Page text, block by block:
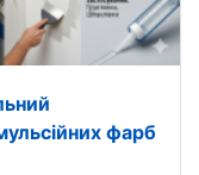
фарб